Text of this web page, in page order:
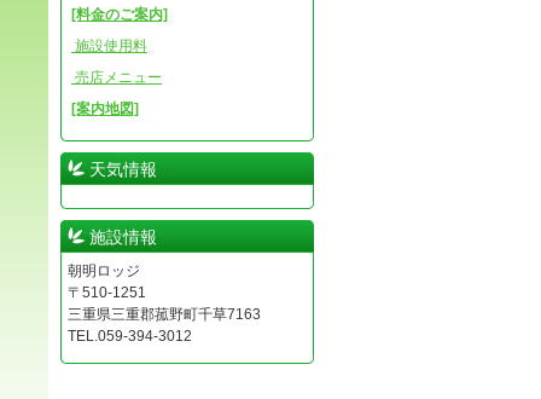
[料金のご案内]
施設使用料
売店メニュー
[案内地図]
天気情報
施設情報
朝明ロッジ
〒510-1251
三重県三重郡菰野町千草7163
TEL.059-394-3012